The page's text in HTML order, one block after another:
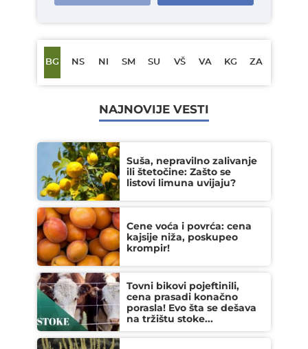
BG NS NI SM SU VŠ VA KG ZA
NAJNOVIJE VESTI
Suša, nepravilno zalivanje
ili štetočine: Zašto se
listovi limuna uvijaju?
Cene voća i povrća: cena
kajsije niža, poskupeo
krompir!
Tovni bikovi pojeftinili,
cena prasadi konačno
porasla! Evo šta se dešava
na tržištu stoke...